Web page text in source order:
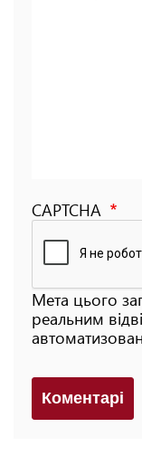
CAPTCHA
Мета цього
реальним
Коментарi